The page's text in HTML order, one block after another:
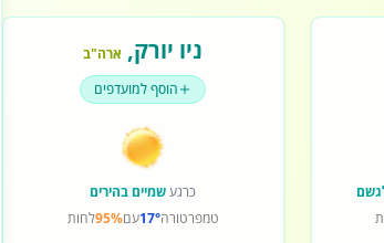
ניו יורק, ארה"ב
הוסף למועדפים
כרגעשמיים בהירים
טמפרטורה17°עם95%לחות